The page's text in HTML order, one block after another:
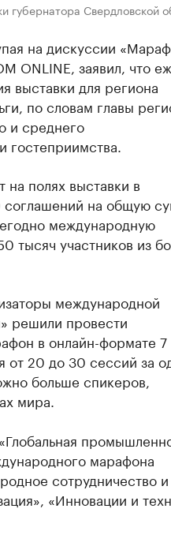
губернатора Свердловской
на дискуссии
ONLINE, заявил, что
выставки для региона
по словам главы
и среднего
на полях выставки в
соглашений на общую
международную
тысяч участников из
международной
решили провести
в онлайн-формате 7
20 до 30 сессий за
больше спикеров,
мира.
марафона
сотрудничество и
«Инновации и